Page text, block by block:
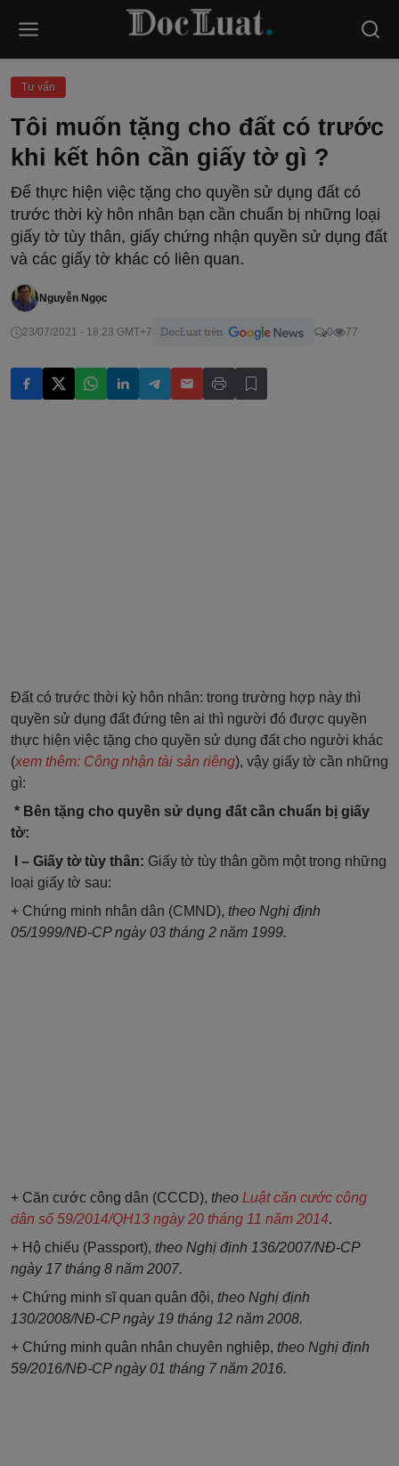
Tư vấn
Tôi muốn tặng cho đất có trước
khi kết hôn cần giấy tờ gì ?
Để thực hiện việc tặng cho quyền sử dụng đất có
trước thời kỳ hôn nhân bạn cần chuẩn bị những loại
giấy tờ tùy thân, giấy chứng nhận quyền sử dụng đất
và các giấy tờ khác có liên quan.
Nguyễn Ngọc
23/07/2021 - 18:23 GMT+7 0 77
Đất có trước thời kỳ hôn nhân: trong trường hợp này thì
quyền sử dụng đất đứng tên ai thì người đó được quyền
thực hiện việc tặng cho quyền sử dụng đất cho người khác
(xem thêm: Công nhận tài sản riêng), vậy giấy tờ cần những
gì:
* Bên tặng cho quyền sử dụng đất cần chuẩn bị giấy
tờ:
I – Giấy tờ tùy thân: Giấy tờ tùy thân gồm một trong những
loại giấy tờ sau:
+ Chứng minh nhân dân (CMND), theo Nghị định
05/1999/NĐ-CP ngày 03 tháng 2 năm 1999.
+ Căn cước công dân (CCCD), theo Luật căn cước công
dân số 59/2014/QH13 ngày 20 tháng 11 năm 2014.
+ Hộ chiếu (Passport), theo Nghị định 136/2007/NĐ-CP
ngày 17 tháng 8 năm 2007.
+ Chứng minh sĩ quan quân đội, theo Nghị định
130/2008/NĐ-CP ngày 19 tháng 12 năm 2008.
+ Chứng minh quân nhân chuyên nghiệp, theo Nghị định
59/2016/NĐ-CP ngày 01 tháng 7 năm 2016.